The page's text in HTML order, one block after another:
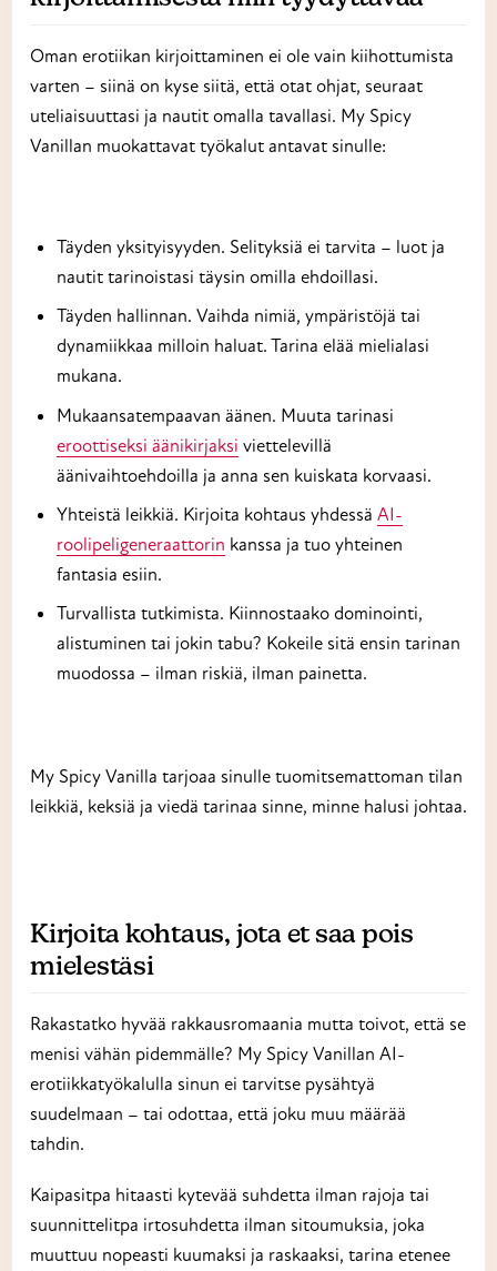
Oman erotiikan kirjoittaminen ei ole vain kiihottumista
varten – siinä on kyse siitä, että otat ohjat, seuraat
uteliaisuuttasi ja nautit omalla tavallasi. My Spicy
Vanillan muokattavat työkalut antavat sinulle:
Täyden yksityisyyden. Selityksiä ei tarvita – luot ja
nautit tarinoistasi täysin omilla ehdoillasi.
Täyden hallinnan. Vaihda nimiä, ympäristöjä tai
dynamiikkaa milloin haluat. Tarina elää mielialasi
mukana.
Mukaansatempaavan äänen. Muuta tarinasi
eroottiseksi äänikirjaksi viettelevillä
äänivaihtoehdoilla ja anna sen kuiskata korvaasi.
Yhteistä leikkiä. Kirjoita kohtaus yhdessä AI-
roolipeligeneraattorin kanssa ja tuo yhteinen
fantasia esiin.
Turvallista tutkimista. Kiinnostaako dominointi,
alistuminen tai jokin tabu? Kokeile sitä ensin tarinan
muodossa – ilman riskiä, ilman painetta.
My Spicy Vanilla tarjoaa sinulle tuomitsemattoman tilan
leikkiä, keksiä ja viedä tarinaa sinne, minne halusi johtaa.
Kirjoita kohtaus, jota et saa pois
mielestäsi
Rakastatko hyvää rakkausromaania mutta toivot, että se
menisi vähän pidemmälle? My Spicy Vanillan AI-
erotiikkatyökalulla sinun ei tarvitse pysähtyä
suudelmaan – tai odottaa, että joku muu määrää
tahdin.
Kaipasitpa hitaasti kytevää suhdetta ilman rajoja tai
suunnittelitpa irtosuhdetta ilman sitoumuksia, joka
muuttuu nopeasti kuumaksi ja raskaaksi, tarina etenee